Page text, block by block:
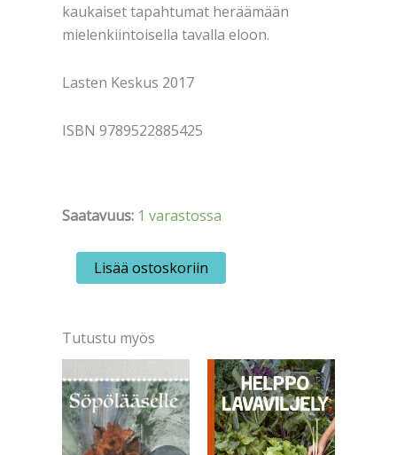
kaukaiset tapahtumat heräämään
mielenkiintoisella tavalla eloon.
Lasten Keskus 2017
ISBN 9789522885425
Saatavuus: 1 varastossa
Issakainen,
Häkkinen,
sanoi
Agricola
Lisää ostoskoriin
Tutustu myös